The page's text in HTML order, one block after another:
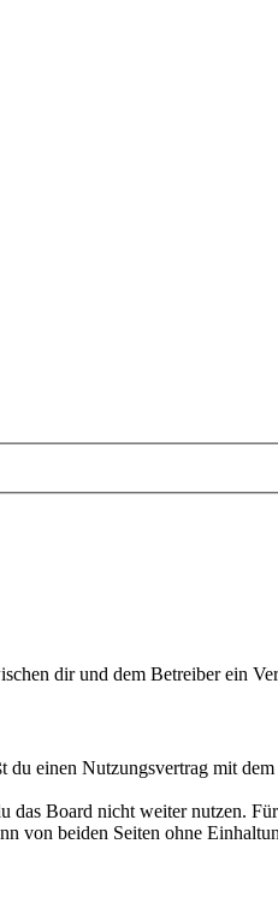
dir und dem Betreiber ein
einen Nutzungsvertrag mit
das Board nicht weiter nutzen.
von beiden Seiten ohne